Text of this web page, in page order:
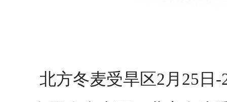
北方冬麦受旱区2月25日